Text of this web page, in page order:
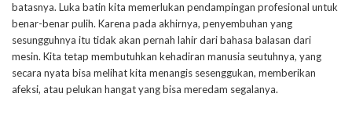
batasnya. Luka batin kita memerlukan pendampingan profesional untuk
benar-benar pulih. Karena pada akhirnya, penyembuhan yang
sesungguhnya itu tidak akan pernah lahir dari bahasa balasan dari
mesin. Kita tetap membutuhkan kehadiran manusia seutuhnya, yang
secara nyata bisa melihat kita menangis sesenggukan, memberikan
afeksi, atau pelukan hangat yang bisa meredam segalanya.